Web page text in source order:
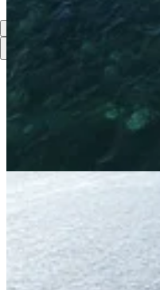
Lo mejor de
Sin posts
Por supuesto, sigue
© 2026 Expediente Quintana
Substack es el hogar de la